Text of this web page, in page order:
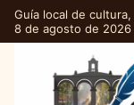
Guía local de
8 de agosto de 2026